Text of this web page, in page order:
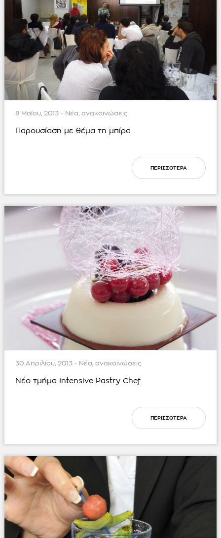
8 Μαΐου, 2013 - Νέα, ανακοινώσεις
Παρουσίαση με θέμα τη μπίρα
ΠΕΡΙΣΣΟΤΕΡΑ
30 Απριλίου, 2013 - Νέα, ανακοινώσεις
Νέο τμήμα Intensive Pastry Chef
ΠΕΡΙΣΣΟΤΕΡΑ